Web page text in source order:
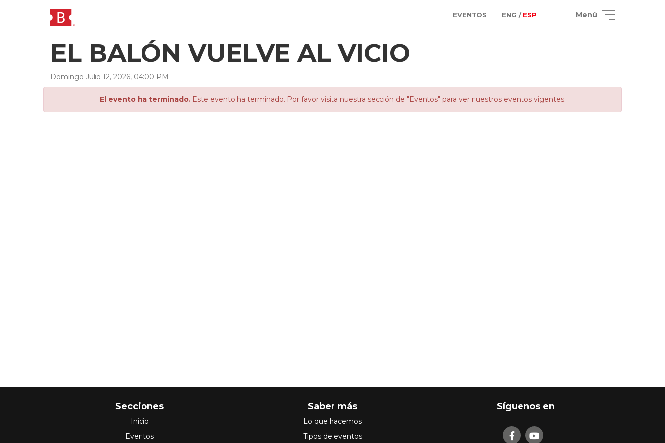
EVENTOS ENG / ESP Menú
EL BALÓN VUELVE AL VICIO
Domingo Julio 12, 2026, 04:00 PM
El evento ha terminado.Este evento ha terminado. Por favor visita nuestra sección de "Eventos" para ver nuestros eventos vigentes.
Secciones
Inicio
Eventos
Saber más
Lo que hacemos
Tipos de eventos
Síguenos en